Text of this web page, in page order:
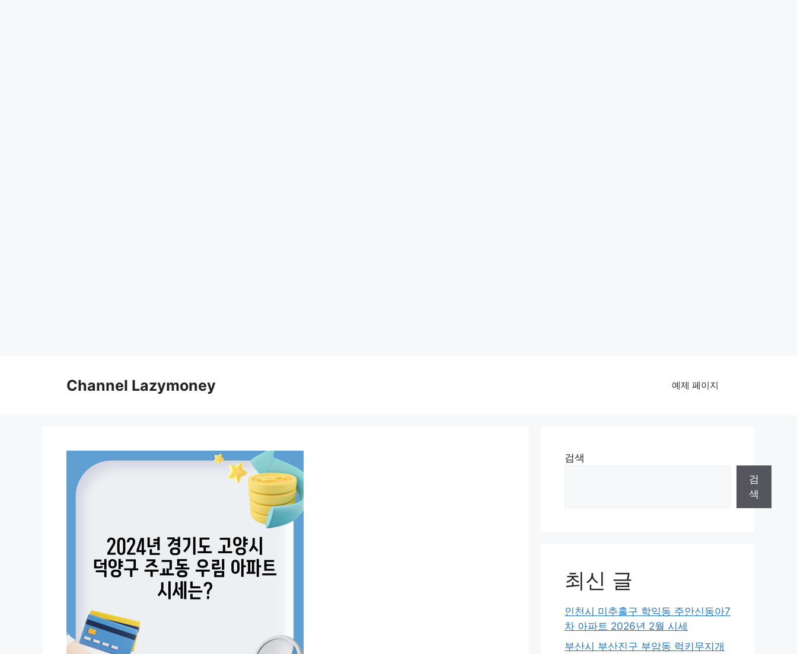
Channel Lazymoney 예제 페이지
검색
검
색
최신 글
인천시 미추홀구 학익동 주안신동아7
차 아파트 2026년 2월 시세
부산시 부산진구 부암동 럭키무지개